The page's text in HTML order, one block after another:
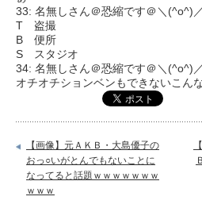
33: 名無しさん＠恐縮です＠＼(^o^)／
T 盗撮
B 便所
S スタジオ
34: 名無しさん＠恐縮です＠＼(^o^)／
オチオチションベンもできないこん
【画像】元ＡＫＢ・大島優子の
おっ○いがとんでもないことに
なってると話題ｗｗｗｗｗｗｗ
ｗｗｗ